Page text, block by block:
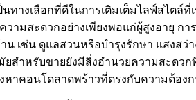
ทางเลือกที่ดีในการเติมเต็มไลฟ์สไ
ามสะดวกอย่างเพียงพอแก่ผู้สูงอายุ
น เช่น ดูแลสวนหรือบำรุงรักษา แสง
สำหรับขายยังมีสิ่งอำนวยความสะด
หาคอนโดลาดพร้าวที่ตรงกับความต้อง